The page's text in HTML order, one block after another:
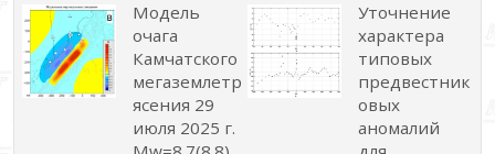
Модель
очага
Камчатского
мегаземлетр
ясения 29
июля 2025 г.
Уточнение
характера
типовых
предвестник
овых
аномалий